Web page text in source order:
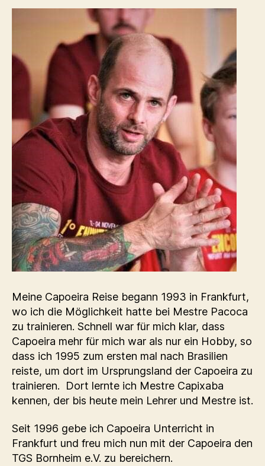
Meine Capoeira Reise begann 1993 in Frankfurt,
wo ich die Möglichkeit hatte bei Mestre Pacoca
zu trainieren. Schnell war für mich klar, dass
Capoeira mehr für mich war als nur ein Hobby, so
dass ich 1995 zum ersten mal nach Brasilien
reiste, um dort im Ursprungsland der Capoeira zu
trainieren. Dort lernte ich Mestre Capixaba
kennen, der bis heute mein Lehrer und Mestre ist.
Seit 1996 gebe ich Capoeira Unterricht in
Frankfurt und freu mich nun mit der Capoeira den
TGS Bornheim e.V. zu bereichern.